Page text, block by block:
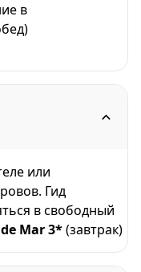
в
или
Гид
в свободный
Mar 3*(завтрак)